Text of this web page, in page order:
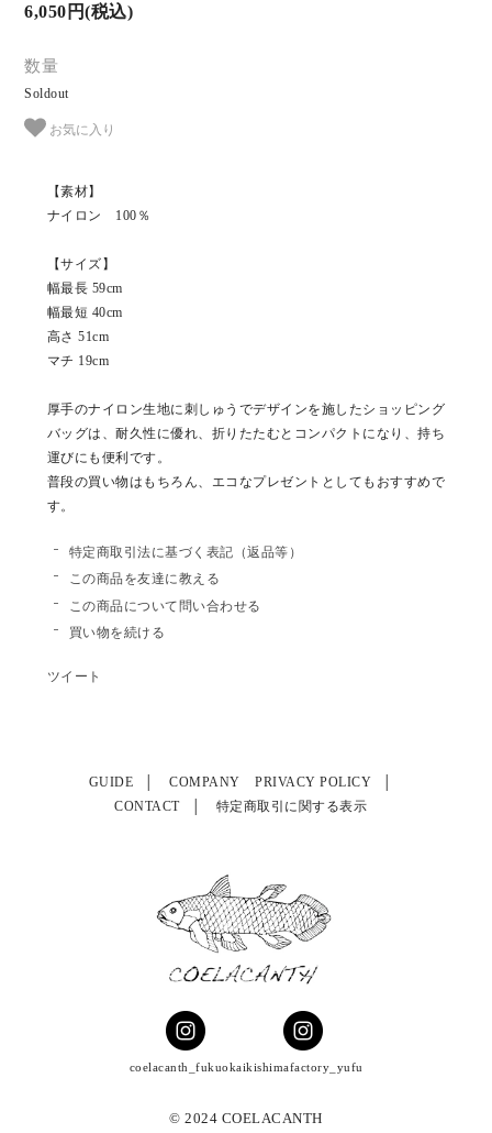
6,050円(税込)
数量
Soldout
お気に入り
【素材】
ナイロン 100％
【サイズ】
幅最長 59cm
幅最短 40cm
高さ 51cm
マチ 19cm
厚手のナイロン生地に刺しゅうでデザインを施したショッピング
バッグは、耐久性に優れ、折りたたむとコンパクトになり、持ち
運びにも便利です。
普段の買い物はもちろん、エコなプレゼントとしてもおすすめで
す。
特定商取引法に基づく表記（返品等）
この商品を友達に教える
この商品について問い合わせる
買い物を続ける
ツイート
GUIDE COMPANY
PRIVACY POLICY
CONTACT
特定商取引に関する表示
coelacanth_fukuokaikishimafactory_yufu
© 2024 COELACANTH